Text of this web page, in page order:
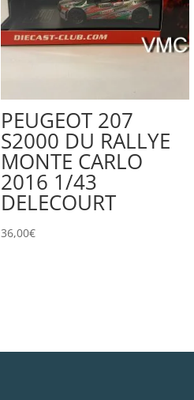
PEUGEOT 207
S2000 DU RALLYE
MONTE CARLO
2016 1/43
DELECOURT
36,00€